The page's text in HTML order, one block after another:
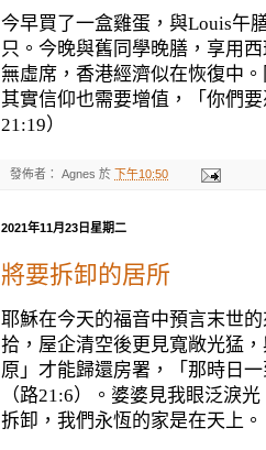
今早買了一盒雞蛋，與Louis午
只。今晚與舊同學晚膳，享用
無虛席，香港經濟似在恢復中
其實信仰也需要增值，「你們
21:19）
發佈者： Agnes 於 下午10:50
2021年11月23日星期二
將要拆卸的居所
耶穌在今天的福音中預言末世
拾，屋企清空後更見寬敞光猛
原」才能歸還房署，「那時日
（路21:6）。婆婆見我眼泛淚
拆卸，我們永恆的家是在天上。